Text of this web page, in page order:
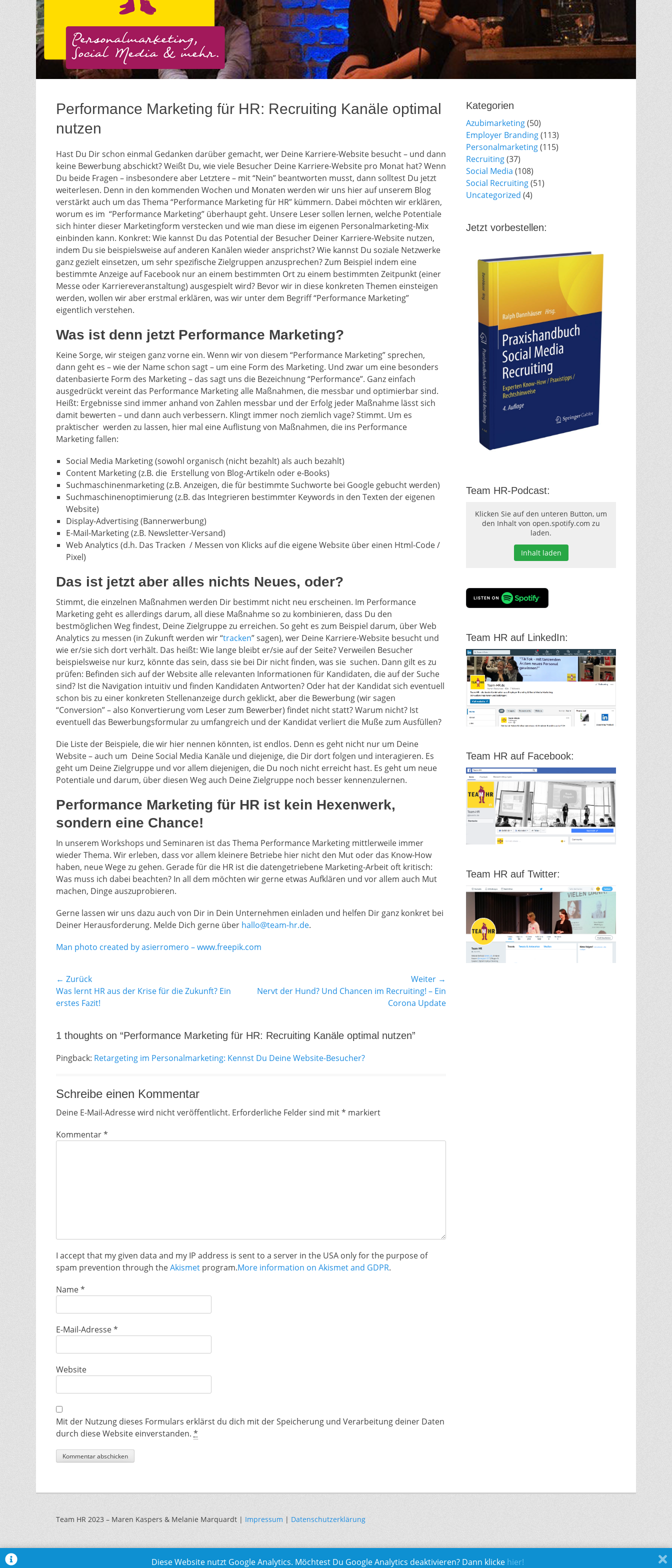
Performance Marketing für HR: Recruiting Kanäle optimal
nutzen
Hast Du Dir schon einmal Gedanken darüber gemacht, wer Deine Karriere-Website besucht – und dann
keine Bewerbung abschickt? Weißt Du, wie viele Besucher Deine Karriere-Website pro Monat hat? Wenn
Du beide Fragen – insbesondere aber Letztere – mit “Nein” beantworten musst, dann solltest Du jetzt
weiterlesen. Denn in den kommenden Wochen und Monaten werden wir uns hier auf unserem Blog
verstärkt auch um das Thema “Performance Marketing für HR” kümmern. Dabei möchten wir erklären,
worum es im “Performance Marketing” überhaupt geht. Unsere Leser sollen lernen, welche Potentiale
sich hinter dieser Marketingform verstecken und wie man diese im eigenen Personalmarketing-Mix
einbinden kann. Konkret: Wie kannst Du das Potential der Besucher Deiner Karriere-Website nutzen,
indem Du sie beispielsweise auf anderen Kanälen wieder ansprichst? Wie kannst Du soziale Netzwerke
ganz gezielt einsetzen, um sehr spezifische Zielgruppen anzusprechen? Zum Beispiel indem eine
bestimmte Anzeige auf Facebook nur an einem bestimmten Ort zu einem bestimmten Zeitpunkt (einer
Messe oder Karriereveranstaltung) ausgespielt wird? Bevor wir in diese konkreten Themen einsteigen
werden, wollen wir aber erstmal erklären, was wir unter dem Begriff “Performance Marketing”
eigentlich verstehen.
Was ist denn jetzt Performance Marketing?
Keine Sorge, wir steigen ganz vorne ein. Wenn wir von diesem “Performance Marketing” sprechen,
dann geht es – wie der Name schon sagt – um eine Form des Marketing. Und zwar um eine besonders
datenbasierte Form des Marketing – das sagt uns die Bezeichnung “Performance”. Ganz einfach
ausgedrückt vereint das Performance Marketing alle Maßnahmen, die messbar und optimierbar sind.
Heißt: Ergebnisse sind immer anhand von Zahlen messbar und der Erfolg jeder Maßnahme lässt sich
damit bewerten – und dann auch verbessern. Klingt immer noch ziemlich vage? Stimmt. Um es
praktischer werden zu lassen, hier mal eine Auflistung von Maßnahmen, die ins Performance
Marketing fallen:
Social Media Marketing (sowohl organisch (nicht bezahlt) als auch bezahlt)
Content Marketing (z.B. die Erstellung von Blog-Artikeln oder e-Books)
Suchmaschinenmarketing (z.B. Anzeigen, die für bestimmte Suchworte bei Google gebucht werden)
Suchmaschinenoptimierung (z.B. das Integrieren bestimmter Keywords in den Texten der eigenen
Website)
Display-Advertising (Bannerwerbung)
E-Mail-Marketing (z.B. Newsletter-Versand)
Web Analytics (d.h. Das Tracken / Messen von Klicks auf die eigene Website über einen Html-Code /
Pixel)
Das ist jetzt aber alles nichts Neues, oder?
Stimmt, die einzelnen Maßnahmen werden Dir bestimmt nicht neu erscheinen. Im Performance
Marketing geht es allerdings darum, all diese Maßnahme so zu kombinieren, dass Du den
bestmöglichen Weg findest, Deine Zielgruppe zu erreichen. So geht es zum Beispiel darum, über Web
Analytics zu messen (in Zukunft werden wir “tracken” sagen), wer Deine Karriere-Website besucht und
wie er/sie sich dort verhält. Das heißt: Wie lange bleibt er/sie auf der Seite? Verweilen Besucher
beispielsweise nur kurz, könnte das sein, dass sie bei Dir nicht finden, was sie suchen. Dann gilt es zu
prüfen: Befinden sich auf der Website alle relevanten Informationen für Kandidaten, die auf der Suche
sind? Ist die Navigation intuitiv und finden Kandidaten Antworten? Oder hat der Kandidat sich eventuell
schon bis zu einer konkreten Stellenanzeige durch geklickt, aber die Bewerbung (wir sagen
“Conversion” – also Konvertierung vom Leser zum Bewerber) findet nicht statt? Warum nicht? Ist
eventuell das Bewerbungsformular zu umfangreich und der Kandidat verliert die Muße zum Ausfüllen?
Die Liste der Beispiele, die wir hier nennen könnten, ist endlos. Denn es geht nicht nur um Deine
Website – auch um Deine Social Media Kanäle und diejenige, die Dir dort folgen und interagieren. Es
geht um Deine Zielgruppe und vor allem diejenigen, die Du noch nicht erreicht hast. Es geht um neue
Potentiale und darum, über diesen Weg auch Deine Zielgruppe noch besser kennenzulernen.
Performance Marketing für HR ist kein Hexenwerk,
sondern eine Chance!
In unserem Workshops und Seminaren ist das Thema Performance Marketing mittlerweile immer
wieder Thema. Wir erleben, dass vor allem kleinere Betriebe hier nicht den Mut oder das Know-How
haben, neue Wege zu gehen. Gerade für die HR ist die datengetriebene Marketing-Arbeit oft kritisch:
Was muss ich dabei beachten? In all dem möchten wir gerne etwas Aufklären und vor allem auch Mut
machen, Dinge auszuprobieren.
Gerne lassen wir uns dazu auch von Dir in Dein Unternehmen einladen und helfen Dir ganz konkret bei
Deiner Herausforderung. Melde Dich gerne über hallo@team-hr.de.
Man photo created by asierromero – www.freepik.com
Beitragsnavigation
← Zurück
Vorheriger
Beitrag:
Was lernt HR aus der Krise für die Zukunft? Ein
erstes Fazit!
Weiter →
Nächster
Nervt der Hund? Und Chancen im Recruiting! – Ein
Corona Update
1 thoughts on “Performance Marketing für HR: Recruiting Kanäle optimal nutzen”
Pingback: Retargeting im Personalmarketing: Kennst Du Deine Website-Besucher?
Schreibe einen Kommentar
Deine E-Mail-Adresse wird nicht veröffentlicht. Erforderliche Felder sind mit* markiert
Kommentar*
I accept that my given data and my IP address is sent to a server in the USA only for the purpose of
spam prevention through theAkismet program.More information on Akismet and GDPR.
Name*
E-Mail-Adresse*
Website
Mit der Nutzung dieses Formulars erklärst du dich mit der Speicherung und Verarbeitung deiner Daten
durch diese Website einverstanden. *
Kategorien
Azubimarketing(50)
Employer Branding(113)
Personalmarketing(115)
Recruiting(37)
Social Media (108)
Social Recruiting(51)
Uncategorized (4)
Jetzt vorbestellen:
Team HR-Podcast:
Klicken Sie auf den unteren Button, um
den Inhalt von open.spotify.com zu
laden.
Inhalt laden
Team HR auf LinkedIn:
Team HR auf Facebook:
Team HR auf Twitter:
Team HR 2023 – Maren Kaspers & Melanie Marquardt | Impressum | Datenschutzerklärung
Diese Website nutzt Google Analytics. Möchtest Du Google Analytics deaktivieren? Dann klicke hier!